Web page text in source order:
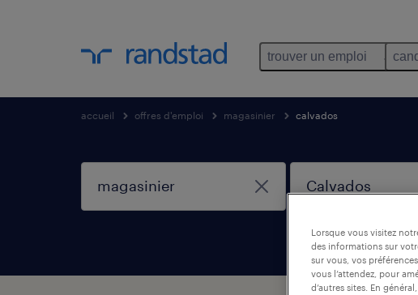
trouver un emploi
accueil offres d'emploi magasinier calvados
Lorsque vous visitez
des informations sur
sur vous, vos
vous l’attendez, pour
d’autres sites. En